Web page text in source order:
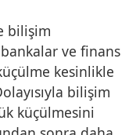
bilişim
ve finans
kesinlikle
bilişim
küçülmesini